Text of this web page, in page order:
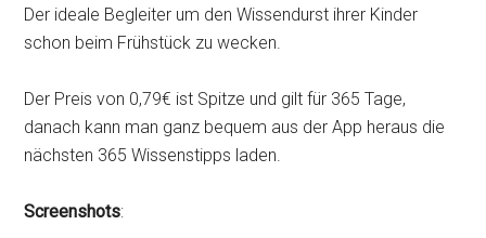
Der ideale Begleiter um den Wissendurst ihrer Kinder
schon beim Frühstück zu wecken.
Der Preis von 0,79€ ist Spitze und gilt für 365 Tage,
danach kann man ganz bequem aus der App heraus die
nächsten 365 Wissenstipps laden.
Screenshots: